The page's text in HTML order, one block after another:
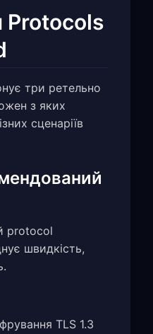
три ретельно
з яких
сценаріїв
protocol
швидкість,
TLS 1.3